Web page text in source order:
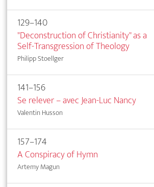
129–140
"Deconstruction of Christianity" as a
Self-Transgression of Theology
Philipp Stoellger
141–156
Se relever – avec Jean-Luc Nancy
Valentin Husson
157–174
A Conspiracy of Hymn
Artemy Magun